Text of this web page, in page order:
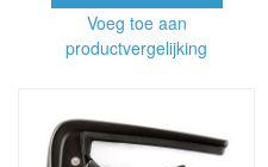
Voeg toe aan
productvergelijking